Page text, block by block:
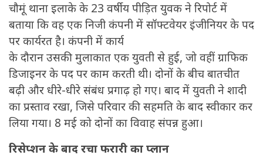
चौमूं थाना इलाके के 23 वर्षीय पीड़ित युवक ने रिपोर्ट में
बताया कि वह एक निजी कंपनी में सॉफ्टवेयर इंजीनियर के पद
पर कार्यरत है। कंपनी में कार्य
के दौरान उसकी मुलाकात एक युवती से हुई, जो वहीं ग्राफिक
डिजाइनर के पद पर काम करती थी। दोनों के बीच बातचीत
बढ़ी और धीरे-धीरे संबंध प्रगाढ़ हो गए। बाद में युवती ने शादी
का प्रस्ताव रखा, जिसे परिवार की सहमति के बाद स्वीकार कर
लिया गया। 8 मई को दोनों का विवाह संपन्न हुआ।
रिसेप्शन के बाद रचा फरारी का प्लान